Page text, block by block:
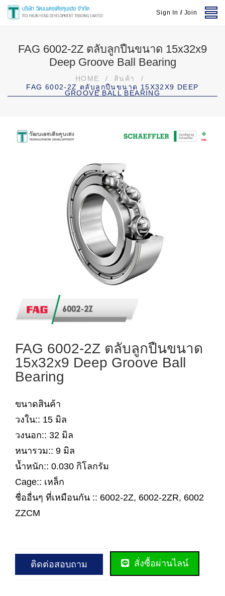
Sign In / Join
FAG 6002-2Z ตลับลูกปืนขนาด 15x32x9
Deep Groove Ball Bearing
HOME / สินค้า
/
FAG 6002-2Z ตลับลูกปืนขนาด 15X32X9 DEEP
GROOVE BALL BEARING
FAG 6002-2Z ตลับลูกปืนขนาด
15x32x9 Deep Groove Ball
Bearing
ขนาดสินค้า
วงใน:: 15 มิล
วงนอก:: 32 มิล
หนารวม:: 9 มิล
น้ำหนัก:: 0.030 กิโลกรัม
Cage:: เหล็ก
ชื่ออื่นๆ ที่เหมือนกัน :: 6002-2Z, 6002-2ZR, 6002
ZZCM
ติดต่อสอบถาม สั่งซื้อผ่านไลน์